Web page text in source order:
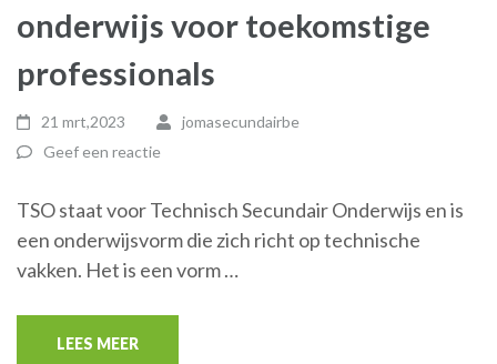
onderwijs voor toekomstige
professionals
21 mrt,2023
jomasecundairbe
Geef een reactie
TSO staat voor Technisch Secundair Onderwijs en is
een onderwijsvorm die zich richt op technische
vakken. Het is een vorm …
LEES MEER